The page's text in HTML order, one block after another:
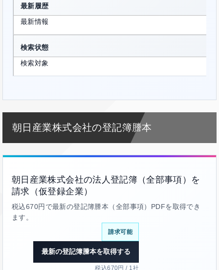
最新履歴
最新情報
検索状態
検索対象
朝日産業株式会社の登記簿謄本
朝日産業株式会社の法人登記簿（全部事項）を
請求（仮登録企業）
税込670円で最新の登記簿謄本（全部事項）PDFを取得でき
ます。
請求可能
最新の登記簿謄本を取得する
税込670円 / 1社